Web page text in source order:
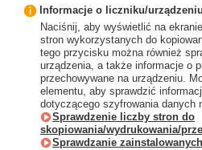
Informacje o liczniku/urządzeniu
Naciśnij, aby wyświetlić na
stron wykorzystanych do
tego przycisku można również
urządzenia, a także informacje o
przechowywane na urządzeniu.
elementu, aby sprawdzić
dotyczącego szyfrowania danych
Sprawdzenie liczby stron do
skopiowania/wydrukowania/
Sprawdzanie